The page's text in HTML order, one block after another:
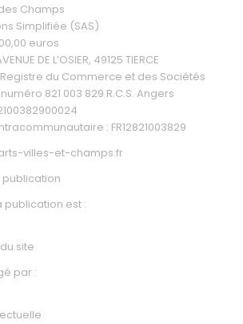
Champs
Simplifiée (SAS)
euros
DE L’OSIER, 49125 TIERCE
du Commerce et des Sociétés
821 003 829 R.C.S. Angers
: FR12821003829
villes-et-champs.fr
publication
publication est :
site
par :